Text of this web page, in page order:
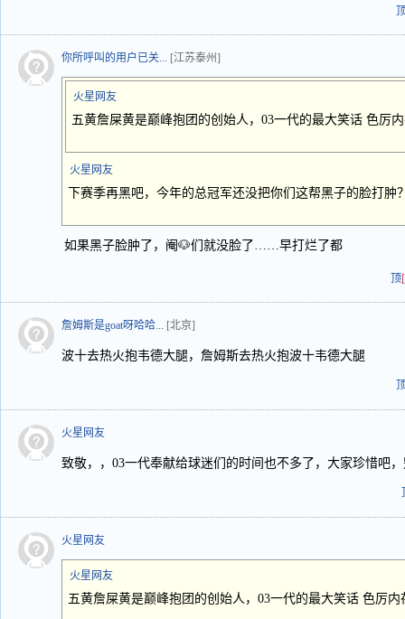
你所呼叫的用户已关... [江苏泰州]
火星网友
五黄詹屎黄是巅峰抱团的创始人，03一代的最大笑话 色厉
火星网友
下赛季再黑吧，今年的总冠军还没把你们这帮黑子的脸打肿
如果黑子脸肿了，阉🐶们就没脸了……早打烂了都
顶
詹姆斯是goat呀哈哈... [北京]
波十去热火抱韦德大腿，詹姆斯去热火抱波十韦德大腿
火星网友
致敬，，03一代奉献给球迷们的时间也不多了，大家珍惜吧
火星网友
火星网友
五黄詹屎黄是巅峰抱团的创始人，03一代的最大笑话 色厉内